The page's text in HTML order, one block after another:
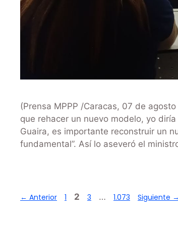
(Prensa MPPP /Caracas, 07 de
que rehacer un nuevo modelo, yo
Guaira, es importante reconstruir un
fundamental”. Así lo aseveró el
← Anterior 1 2 3 … 1.073 Siguiente →